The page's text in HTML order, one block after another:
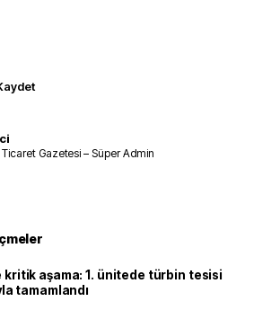
Gazetesi – Süper Admin
kritik aşama: 1. ünitede türbin tesisi
tamamlandı